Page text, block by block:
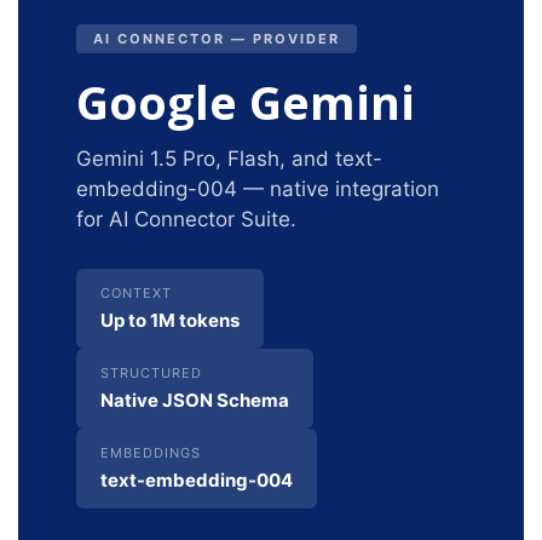
AI CONNECTOR — PROVIDER
Google Gemini
Gemini 1.5 Pro, Flash, and text-
embedding-004 — native integration
for AI Connector Suite.
CONTEXT
Up to 1M tokens
STRUCTURED
Native JSON Schema
EMBEDDINGS
text-embedding-004